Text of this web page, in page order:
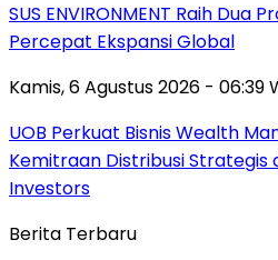
SUS ENVIRONMENT Raih Dua
Percepat Ekspansi Global
Kamis, 6 Agustus 2026 - 06:39
UOB Perkuat Bisnis Wealth
Kemitraan Distribusi Strategis
Investors
Berita Terbaru